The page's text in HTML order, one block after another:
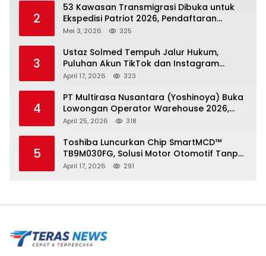
2
53 Kawasan Transmigrasi Dibuka untuk
Ekspedisi Patriot 2026, Pendaftaran
Ditutup 21 Mei
Mei 3, 2026 325
3
Ustaz Solmed Tempuh Jalur Hukum,
Puluhan Akun TikTok dan Instagram
Dilaporkan atas Tuduhan Fitnah
April 17, 2026 323
4
PT Multirasa Nusantara (Yoshinoya) Buka
Lowongan Operator Warehouse 2026,
Penempatan CK Bekasi
April 25, 2026 318
5
Toshiba Luncurkan Chip SmartMCD™
TB9M030FG, Solusi Motor Otomotif Tanpa
Sensor di Kecepatan Nol
April 17, 2026 291